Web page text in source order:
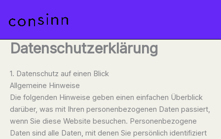
Inhalt
springen
Datenschutz­erklärung
1. Datenschutz auf einen Blick
Allgemeine Hinweise
Die folgenden Hinweise geben einen einfachen Überblick
darüber, was mit Ihren personenbezogenen Daten passiert,
wenn Sie diese Website besuchen. Personenbezogene
Daten sind alle Daten, mit denen Sie persönlich identifiziert